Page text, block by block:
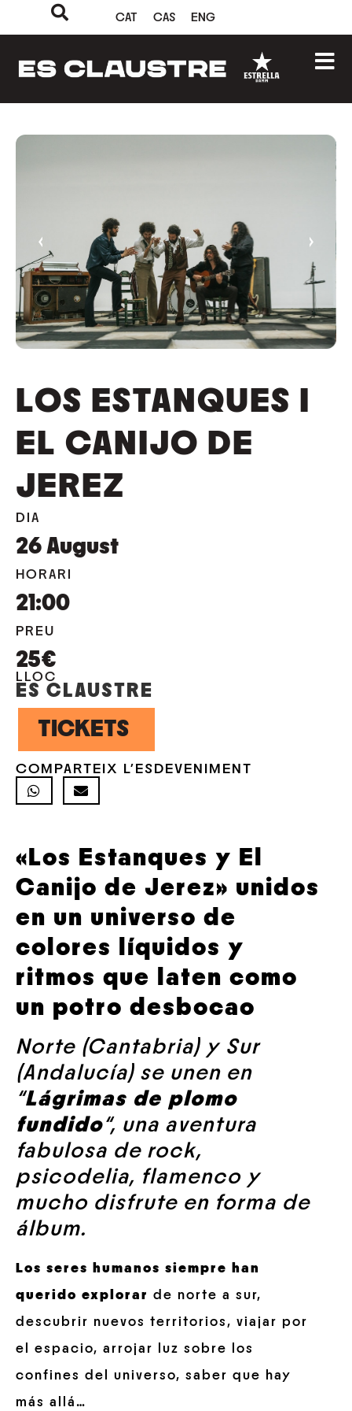
CAT CAS ENG
‹ ›
LOS ESTANQUES I
EL CANIJO DE
JEREZ
DIA
26 August
HORARI
21:00
PREU
25€
LLOC
ES CLAUSTRE
TICKETS
COMPARTEIX L'ESDEVENIMENT
«Los Estanques y El
Canijo de Jerez» unidos
en un universo de
colores líquidos y
ritmos que laten como
un potro desbocao
Norte (Cantabria) y Sur
(Andalucía) se unen en
“Lágrimas de plomo
fundido“, una aventura
fabulosa de rock,
psicodelia, flamenco y
mucho disfrute en forma de
álbum.
Los seres humanos siempre han
querido explorar de norte a sur,
descubrir nuevos territorios, viajar por
el espacio, arrojar luz sobre los
confines del universo, saber que hay
más allá…